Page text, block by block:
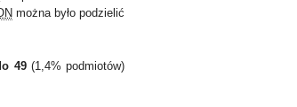
można było podzielić
49 (1,4% podmiotów)